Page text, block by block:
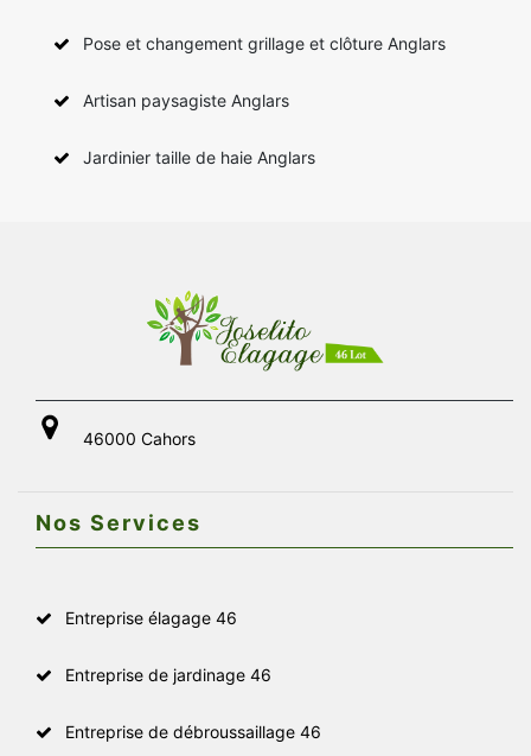
Pose et changement grillage et clôture Anglars
Artisan paysagiste Anglars
Jardinier taille de haie Anglars
46000 Cahors
Nos Services
Entreprise élagage 46
Entreprise de jardinage 46
Entreprise de débroussaillage 46